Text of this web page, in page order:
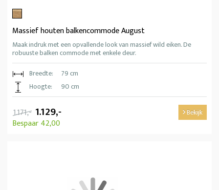
Massief houten balkencommode August
Maak indruk met een opvallende look van massief wild eiken. De
robuuste balken commode met enkele deur.
Breedte:
79 cm
Hoogte:
90 cm
1.171,- 1.129,-
Bespaar 42,00
Bekijk